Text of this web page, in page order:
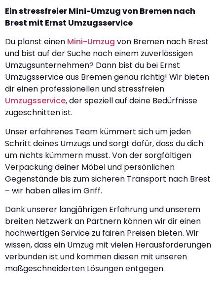
Ein stressfreier Mini-Umzug von Bremen nach
Brest mit Ernst Umzugsservice
Du planst einen Mini-Umzug von Bremen nach Brest
und bist auf der Suche nach einem zuverlässigen
Umzugsunternehmen? Dann bist du bei Ernst
Umzugsservice aus Bremen genau richtig! Wir bieten
dir einen professionellen und stressfreien
Umzugsservice, der speziell auf deine Bedürfnisse
zugeschnitten ist.
Unser erfahrenes Team kümmert sich um jeden
Schritt deines Umzugs und sorgt dafür, dass du dich
um nichts kümmern musst. Von der sorgfältigen
Verpackung deiner Möbel und persönlichen
Gegenstände bis zum sicheren Transport nach Brest
– wir haben alles im Griff.
Dank unserer langjährigen Erfahrung und unserem
breiten Netzwerk an Partnern können wir dir einen
hochwertigen Service zu fairen Preisen bieten. Wir
wissen, dass ein Umzug mit vielen Herausforderungen
verbunden ist und kommen diesen mit unseren
maßgeschneiderten Lösungen entgegen.